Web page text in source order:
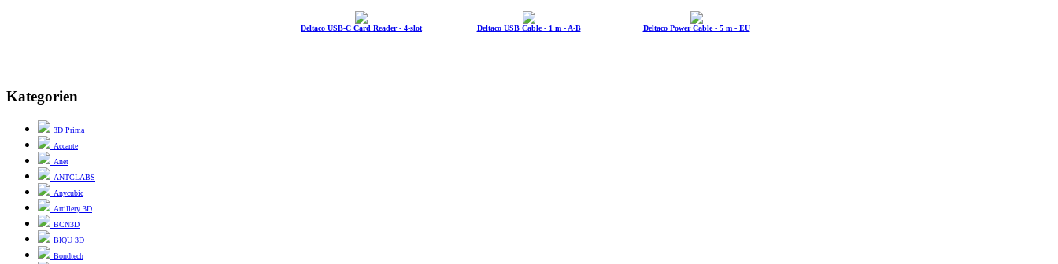
Deltaco USB-C Card Reader - 4-slot Deltaco USB Cable - 1 m - A-B Deltaco Power Cable - 5 m - EU
Kategorien
3D Prima
Accante
Anet
ANTCLABS
Anycubic
Artillery 3D
BCN3D
BIQU 3D
Bondtech